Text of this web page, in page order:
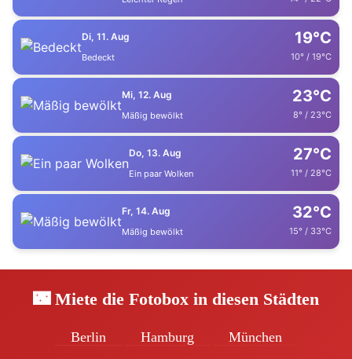
Di, 11. Aug
Bedeckt
19°C
10° / 19°C
Mi, 12. Aug
Mäßig bewölkt
23°C
8° / 23°C
Do, 13. Aug
Ein paar Wolken
27°C
11° / 28°C
Fr, 14. Aug
Mäßig bewölkt
32°C
15° / 33°C
🌃 Miete die Fotobox in diesen Städten
Berlin Hamburg
München